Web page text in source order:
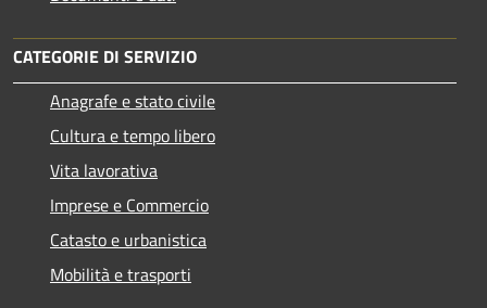
CATEGORIE DI SERVIZIO
Anagrafe e stato civile
Cultura e tempo libero
Vita lavorativa
Imprese e Commercio
Catasto e urbanistica
Mobilità e trasporti